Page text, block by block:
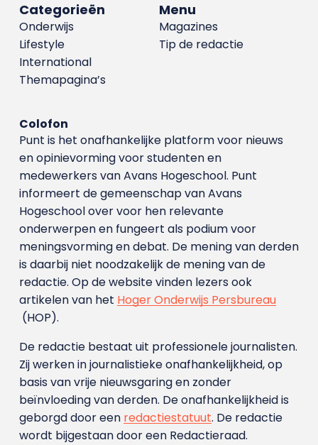
Menu
Magazines
Tip de redactie
Categorieën
Onderwijs
Lifestyle
International
Themapagina’s
Colofon
Punt is het onafhankelijke platform voor nieuws
en opinievorming voor studenten en
medewerkers van Avans Hoge­school. Punt
informeert de gemeenschap van Avans
Hogeschool over voor hen relevante
onderwerpen en fungeert als podium voor
meningsvorming en debat. De mening van derden
is daarbij niet noodzakelijk de mening van de
redactie. Op de website vinden lezers ook
artikelen van het Hoger Onderwijs Persbureau
(HOP).
De redactie bestaat uit professionele journalisten.
Zij werken in journalistieke onafhankelijkheid, op
basis van vrije nieuwsgaring en zonder
beïnvloeding van derden. De onafhankelijkheid is
geborgd door een redactiestatuut. De redactie
wordt bijgestaan door een Redactieraad.